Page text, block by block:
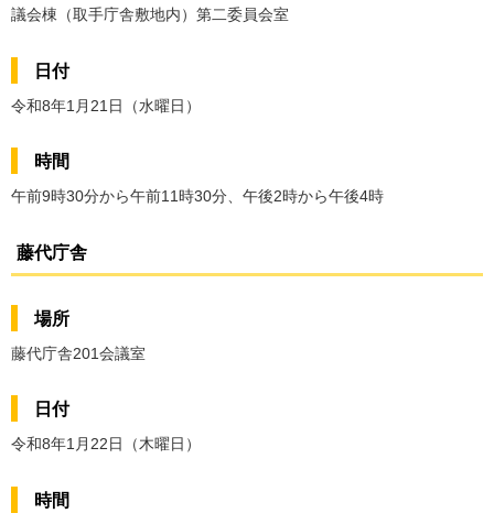
議会棟（取手庁舎敷地内）第二委員会室
日付
令和8年1月21日（水曜日）
時間
午前9時30分から午前11時30分、午後2時から午後4時
藤代庁舎
場所
藤代庁舎201会議室
日付
令和8年1月22日（木曜日）
時間